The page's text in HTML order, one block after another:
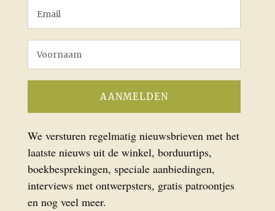
We versturen regelmatig nieuwsbrieven met het
laatste nieuws uit de winkel, borduurtips,
boekbesprekingen, speciale aanbiedingen,
interviews met ontwerpsters, gratis patroontjes
en nog veel meer.